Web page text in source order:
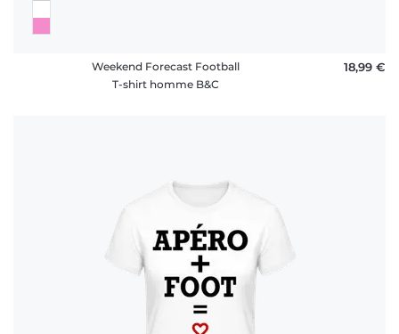
Weekend Forecast Football
T-shirt homme B&C
18,99 €